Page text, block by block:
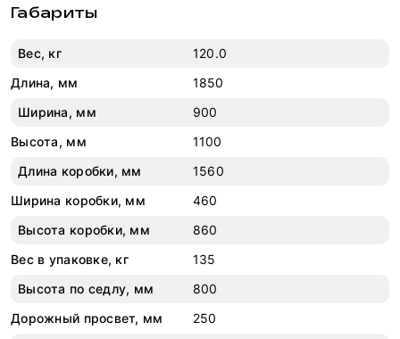
Габариты
Вес, кг
120.0
Длина, мм
1850
Ширина, мм
900
Высота, мм
1100
Длина коробки, мм
1560
Ширина коробки, мм
460
Высота коробки, мм
860
Вес в упаковке, кг
135
Высота по седлу, мм
800
Дорожный просвет, мм
250